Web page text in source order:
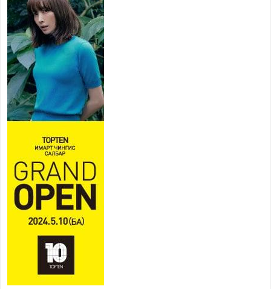
цутгалтын ажил дууслаа
2026 оны 7 сар 20 / 17 цаг 17 минут
Мопед, скүүтер, тэдгээртэй
адилтгах үзүүлэлт бүхий
тээврийн хэрэгсэлтэй
холбоотой нийслэлийн засаг
дарга захирамж гаргалаа
2026 оны 7 сар 20 / 17 цаг 11 минут
Төв цэвэрлэх байгууламжид хоногт дунджаар 3
тонн хатуу хог хаягдал ирж байна
2026 оны 7 сар 20 / 12 цаг 06 минут
“Эхийн алдар” одонгийн шаардлагыг
хөнгөрүүллээ
2026 оны 7 сар 20 / 11 цаг 51 минут
“Жил бүрийн өвөл, жил бүрийн ижил асуудал”
2026 оны 7 сар 20 / 11 цаг 16 минут
зайлуулах хоолойтой, явган хүний болон дугуйн
замтай байлгах стандарт мөрдөнө
2026 оны 7 сар 20 / 9 цаг 24 минут
Б.Пүрэвдагва: Хотын төвөөс Бэлх, Сэлх